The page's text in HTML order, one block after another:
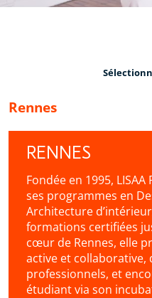
Rennes
RENNES
Fondée en 1995,
ses programmes en
Architecture
formations certifiées
cœur de Rennes, elle
active et collaborative,
professionnels, et
étudiant via son